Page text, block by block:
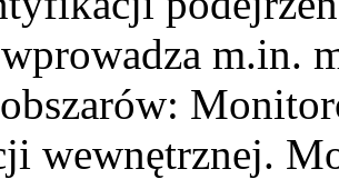
m.in.
wewnętrznej.